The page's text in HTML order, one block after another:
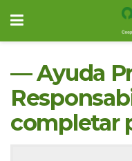
— Ayuda
completar